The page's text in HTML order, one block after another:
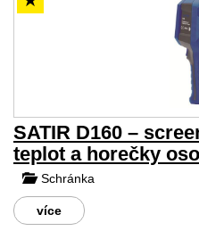
SATIR D160 –
teplot a horečky
Schránka
více